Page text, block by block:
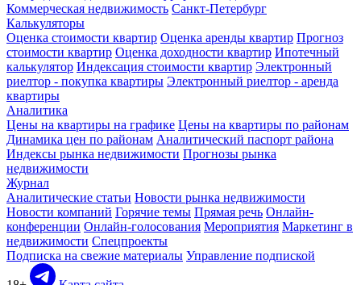
Коммерческая недвижимость Санкт-Петербург
Калькуляторы
Оценка стоимости квартир Оценка аренды квартир Прогноз
стоимости квартир Оценка доходности квартир Ипотечный
калькулятор Индексация стоимости квартир Электронный
риелтор - покупка квартиры Электронный риелтор - аренда
квартиры
Аналитика
Цены на квартиры на графике Цены на квартиры по районам
Динамика цен по районам Аналитический паспорт района
Индексы рынка недвижимости Прогнозы рынка
недвижимости
Журнал
Аналитические статьи Новости рынка недвижимости
Новости компаний Горячие темы Прямая речь Онлайн-
конференции Онлайн-голосования Мероприятия Маркетинг в
недвижимости Спецпроекты
Подписка на свежие материалы Управление подпиской